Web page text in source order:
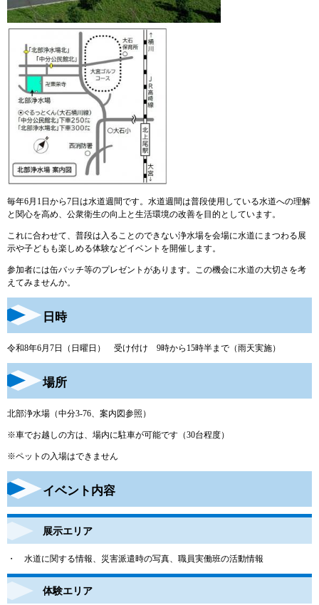
毎年6月1日から7日は水道週間です。水道週間は普段使用している水道への理解
と関心を高め、公衆衛生の向上と生活環境の改善を目的としています。
これに合わせて、普段は入ることのできない浄水場を会場に水道にまつわる展
示や子どもも楽しめる体験などイベントを開催します。
参加者には缶バッチ等のプレゼントがあります。この機会に水道の大切さを考
えてみませんか。
日時
令和8年6月7日（日曜日） 受け付け 9時から15時半まで（雨天実施）
場所
北部浄水場（中分3-76、案内図参照）
※車でお越しの方は、場内に駐車が可能です（30台程度）
※ペットの入場はできません
イベント内容
展示エリア
・ 水道に関する情報、災害派遣時の写真、職員実働班の活動情報
体験エリア